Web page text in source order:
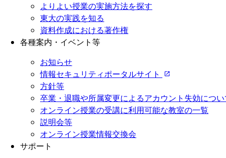
よりよい授業の実施方法を探す
東大の実践を知る
資料作成における著作権
各種案内・イベント等
お知らせ
情報セキュリティポータルサイト
方針等
卒業・退職や所属変更によるアカウント失効につ
オンライン授業の受講に利用可能な教室の一覧
説明会等
オンライン授業情報交換会
サポート